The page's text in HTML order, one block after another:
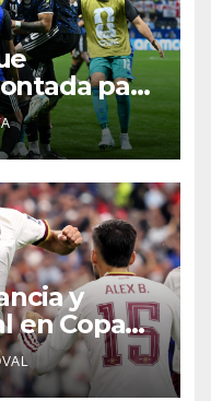
para
y
en Copa